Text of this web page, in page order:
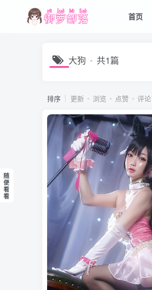
首页
大狗 共1篇
排序 更新 浏览 点赞 评论
随
便
看
看